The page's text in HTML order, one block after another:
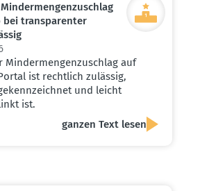
bei trans­pa­renter
Mindermengenzuschlag auf
ist rechtlich zulässig,
und leicht
ist.
ganzen Text lesen